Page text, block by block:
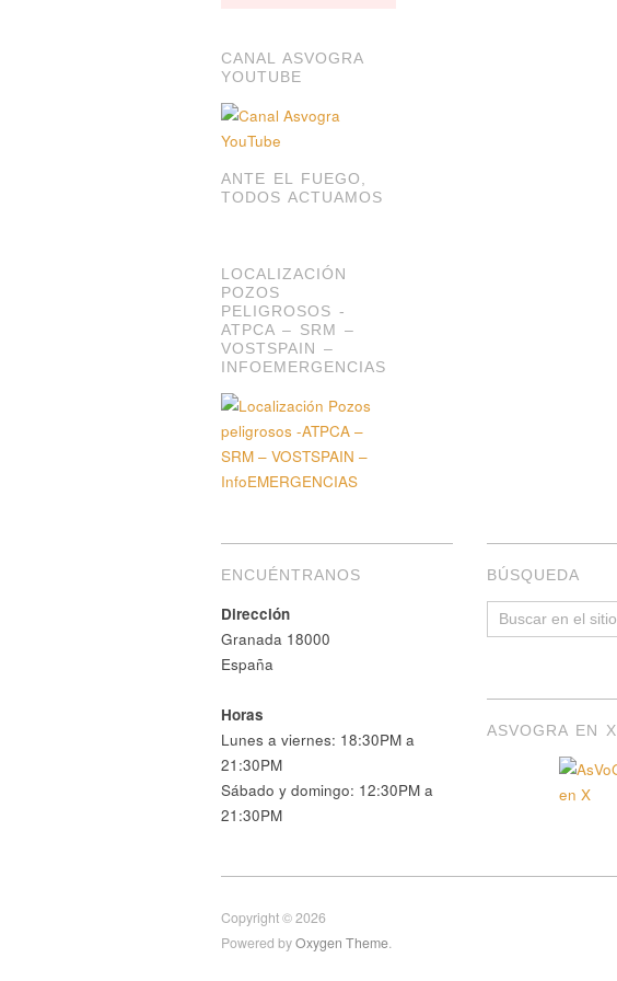
CANAL ASVOGRA
YOUTUBE
ANTE EL FUEGO,
TODOS ACTUAMOS
LOCALIZACIÓN
POZOS
PELIGROSOS -
ATPCA – SRM –
VOSTSPAIN –
INFOEMERGENCIAS
ENCUÉNTRANOS
Dirección
Granada 18000
España
Horas
Lunes a viernes: 18:30PM a
21:30PM
Sábado y domingo: 12:30PM a
21:30PM
BÚSQUEDA
ASVOGRA EN X
Copyright © 2026
Powered byOxygen Theme.